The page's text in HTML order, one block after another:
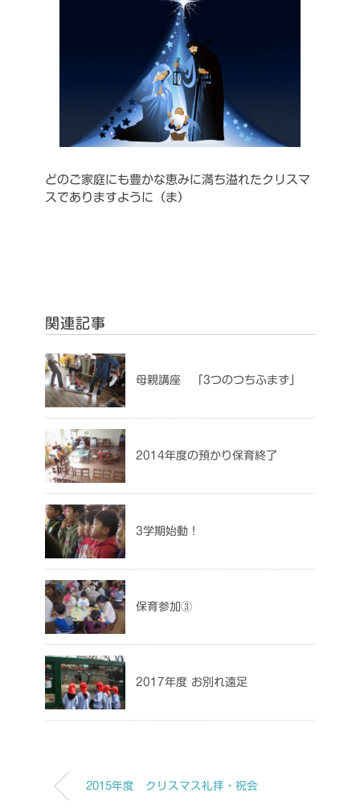
どのご家庭にも豊かな恵みに満ち溢れたクリスマ
スでありますように（ま）
関連記事
母親講座 「3つのつちふまず」
2014年度の預かり保育終了
3学期始動！
保育参加③
2017年度 お別れ遠足
2015年度 クリスマス礼拝・祝会